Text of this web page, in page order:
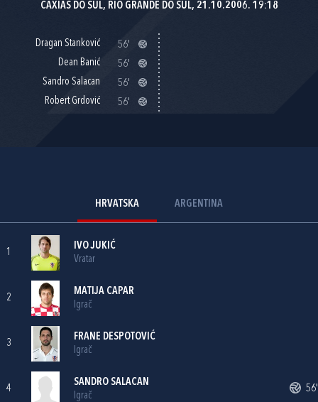
CAXIAS DO SUL, RIO GRANDE DO SUL, 21.10.2006. 19:18
Dragan Stanković
56'
Dean Banić
56'
Sandro Salacan
56'
Robert Grdović
56'
HRVATSKA ARGENTINA
1
IVO JUKIĆ
Vratar
2
MATIJA CAPAR
Igrač
3
FRANE DESPOTOVIĆ
Igrač
4
SANDRO SALACAN
Igrač
56'